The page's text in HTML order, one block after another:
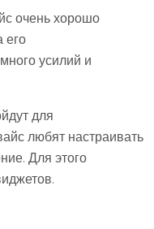
очень хорошо
его
усилий и
для
любят настраивать
Для этого